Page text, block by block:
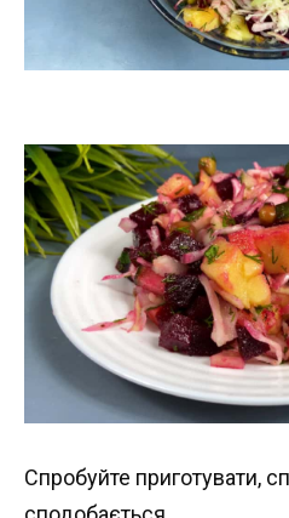
Спробуйте приготувати,